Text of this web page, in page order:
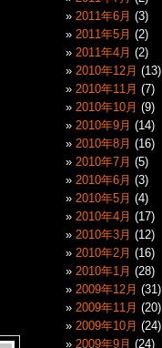
2011年6月 (3)
2011年5月 (2)
2011年4月 (2)
2010年12月 (13)
2010年11月 (7)
2010年10月 (9)
2010年9月 (14)
2010年8月 (16)
2010年7月 (5)
2010年6月 (3)
2010年5月 (4)
2010年4月 (17)
2010年3月 (12)
2010年2月 (16)
2010年1月 (28)
2009年12月 (31)
2009年11月 (20)
2009年10月 (24)
2009年9月 (24)